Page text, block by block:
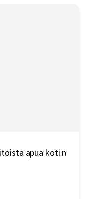
apua kotiin